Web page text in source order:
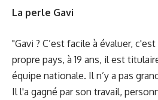
La perle Gavi
"Gavi ? C’est facile à évaluer,
propre pays, à 19 ans, il est
équipe nationale. Il n’y a pas
Il l'a gagné par son travail,